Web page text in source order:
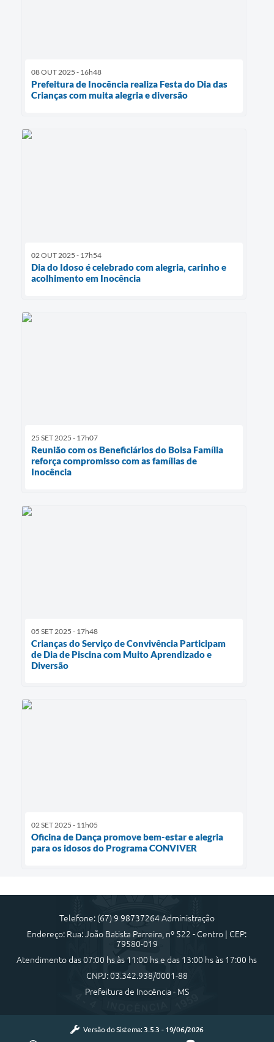
08 OUT 2025 - 16h48
Prefeitura de Inocência realiza Festa do Dia das
Crianças com muita alegria e diversão
02 OUT 2025 - 17h54
Dia do Idoso é celebrado com alegria, carinho e
acolhimento em Inocência
25 SET 2025 - 17h07
Reunião com os Beneficiários do Bolsa Família
reforça compromisso com as famílias de
Inocência
05 SET 2025 - 17h48
Crianças do Serviço de Convivência Participam
de Dia de Piscina com Muito Aprendizado e
Diversão
02 SET 2025 - 11h05
Oficina de Dança promove bem-estar e alegria
para os idosos do Programa CONVIVER
Telefone: (67) 9 98737264 Administração
Endereço: Rua: João Batista Parreira, nº 522 - Centro | CEP:
79580-019
Atendimento das 07:00 hs às 11:00 hs e das 13:00 hs às 17:00 hs
CNPJ: 03.342.938/0001-88
Prefeitura de Inocência - MS
Versão do Sistema: 3.5.3 - 19/06/2026